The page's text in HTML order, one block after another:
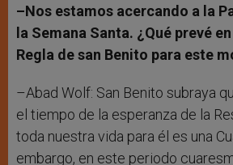
–Nos estamos acercando a la
la Semana Santa. ¿Qué prevé
Regla de san Benito para este
–Abad Wolf: San Benito subraya
el tiempo de la esperanza de la
toda nuestra vida para él es una
embargo, en este periodo